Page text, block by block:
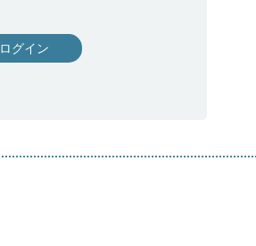
ログイン